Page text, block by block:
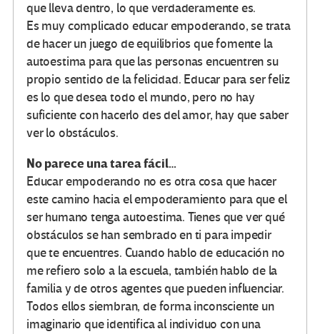
que lleva dentro, lo que verdaderamente es.
Es muy complicado educar empoderando, se trata
de hacer un juego de equilibrios que fomente la
autoestima para que las personas encuentren su
propio sentido de la felicidad. Educar para ser feliz
es lo que desea todo el mundo, pero no hay
suficiente con hacerlo des del amor, hay que saber
ver lo obstáculos.
No parece una tarea fácil…
Educar empoderando no es otra cosa que hacer
este camino hacia el empoderamiento para que el
ser humano tenga autoestima. Tienes que ver qué
obstáculos se han sembrado en ti para impedir
que te encuentres. Cuando hablo de educación no
me refiero solo a la escuela, también hablo de la
familia y de otros agentes que pueden influenciar.
Todos ellos siembran, de forma inconsciente un
imaginario que identifica al individuo con una